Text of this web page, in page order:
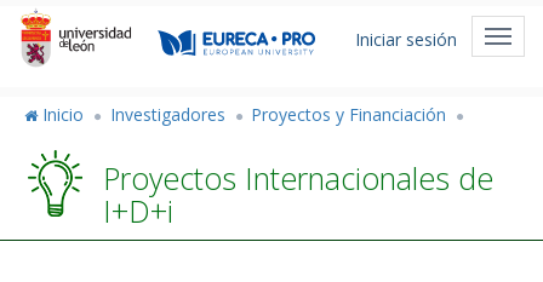
Pasar
contenido
de
de
usuario
Iniciar sesión
Inicio Investigadores Proyectos y Financiación
Proyectos Internacionales de
I+D+i